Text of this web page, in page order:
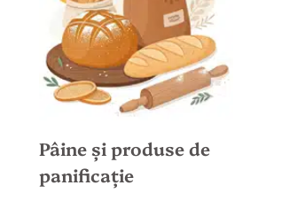
Pâine și produse de
panificație